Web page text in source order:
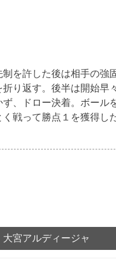
を許した後は相手の強
り返す。後半は開始早
、ドロー決着。ボール
戦って勝点１を獲得した
大宮アルディージャ